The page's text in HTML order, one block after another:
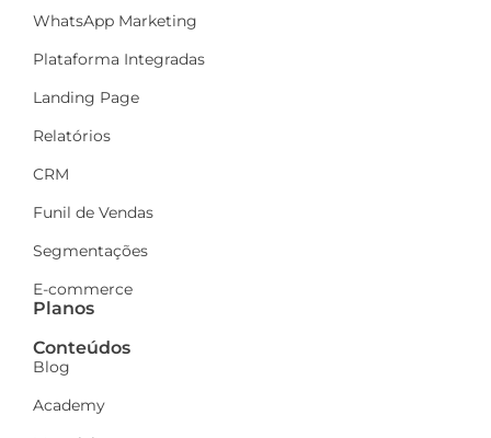
WhatsApp Marketing
Plataforma Integradas
Landing Page
Relatórios
CRM
Funil de Vendas
Segmentações
E-commerce
Planos
Conteúdos
Blog
Academy